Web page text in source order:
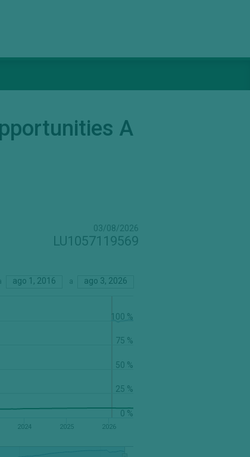
A
03/08/2026
LU1057119569
ago 1, 2016 a ago 3, 2026
2024 2025 2026
0 %
25 %
50 %
75 %
100 %